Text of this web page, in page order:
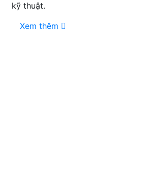
kỹ thuật.
Xem thêm